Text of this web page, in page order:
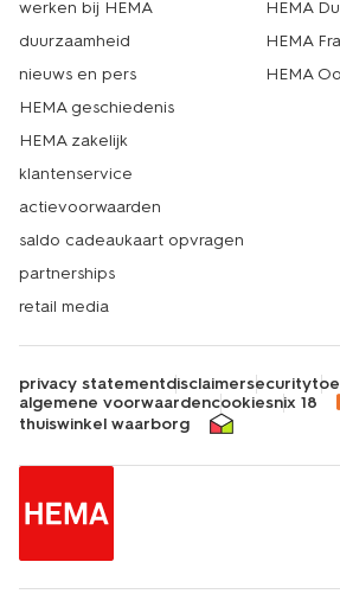
werken bij HEMA
duurzaamheid
nieuws en pers
HEMA geschiedenis
HEMA zakelijk
klantenservice
actievoorwaarden
saldo cadeaukaart opvragen
partnerships
retail media
HEMA
HEMA
HEMA
privacy statementdisclaimersecurity
algemene voorwaardencookiesnix 18
thuiswinkel waarborg